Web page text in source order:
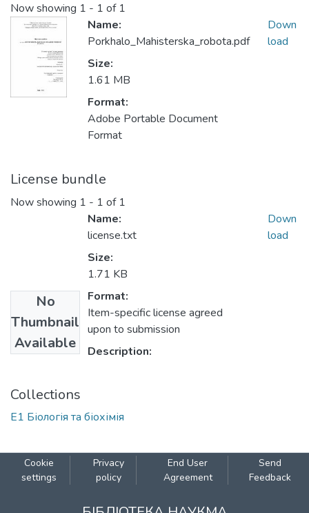
Now showing 1 - 1 of 1
Name:
Porkhalo_Mahisterska_robota.pdf
Size:
1.61 MB
Format:
Adobe Portable Document
Format
Down
load
License bundle
Now showing 1 - 1 of 1
No
Thumbnail
Available
Name:
license.txt
Size:
1.71 KB
Format:
Item-specific license agreed
upon to submission
Description:
Down
load
Collections
Е1 Біологія та біохімія
Cookie
settings
Privacy
policy
End User
Agreement
Send
Feedback